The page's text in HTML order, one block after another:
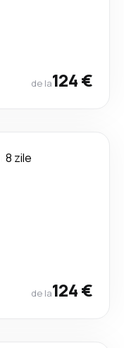
de la124 €
8 zile
de la124 €